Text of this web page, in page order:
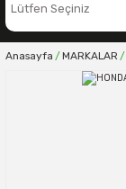
Anasayfa MARKALAR